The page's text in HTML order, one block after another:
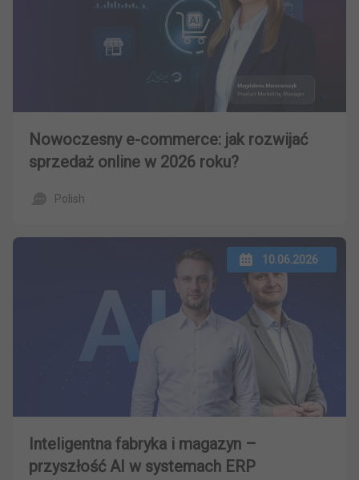
Nowoczesny e-commerce: jak rozwijać
sprzedaż online w 2026 roku?
Polish
10.06.2026
Inteligentna fabryka i magazyn –
przyszłość AI w systemach ERP